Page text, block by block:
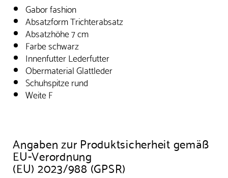
Gabor fashion
Absatzform Trichterabsatz
Absatzhöhe 7 cm
Farbe schwarz
Innenfutter Lederfutter
Obermaterial Glattleder
Schuhspitze rund
Weite F
Angaben zur Produktsicherheit gemäß
EU-Verordnung
(EU) 2023/988 (GPSR)